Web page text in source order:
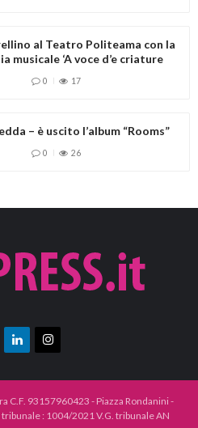
al Teatro Politeama con la
musicale ‘A voce d’e criature
0 17
– è uscito l’album “Rooms”
0 26
C.F. 93157960423 - Piazza Rondanini -
: 1004/2021 V.G. tribunale AN